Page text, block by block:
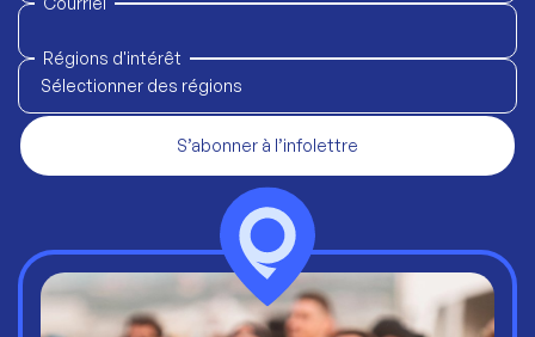
Régions d'intérêt
Sélectionner des régions
S’abonner à l’infolettre